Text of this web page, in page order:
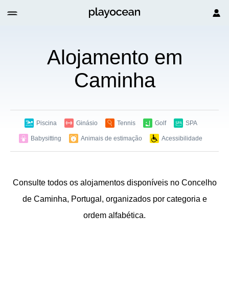
Alojamento em
Caminha
Piscina Ginásio Tennis Golf SPA
Babysitting Animais de estimação Acessibilidade
Consulte todos os alojamentos disponíveis no Concelho
de Caminha, Portugal, organizados por categoria e
ordem alfabética.